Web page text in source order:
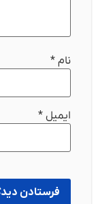
نام *
ایمیل *